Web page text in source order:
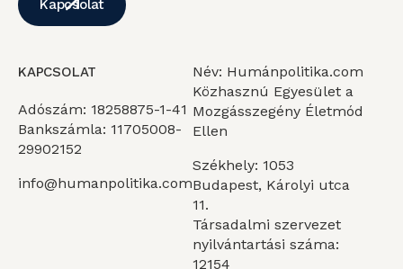
Kapcsolat
KAPCSOLAT
Adószám: 18258875-1-41
Bankszámla: 11705008-
29902152
info@humanpolitika.com
Név: Humánpolitika.com
Közhasznú Egyesület a
Mozgásszegény Életmód
Ellen
Székhely: 1053
Budapest, Károlyi utca
11.
Társadalmi szervezet
nyilvántartási száma:
12154